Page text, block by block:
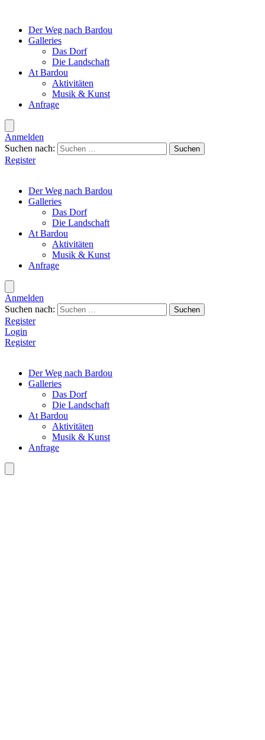
Der Weg nach Bardou
Galleries
Das Dorf
Die Landschaft
At Bardou
Aktivitäten
Musik & Kunst
Anfrage
Anmelden
Suchen nach:
Register
Der Weg nach Bardou
Galleries
Das Dorf
Die Landschaft
At Bardou
Aktivitäten
Musik & Kunst
Anfrage
Anmelden
Suchen nach:
Register
Login
Register
Der Weg nach Bardou
Galleries
Das Dorf
Die Landschaft
At Bardou
Aktivitäten
Musik & Kunst
Anfrage